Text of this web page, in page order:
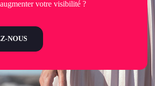
votre visibilité ?
NOUS